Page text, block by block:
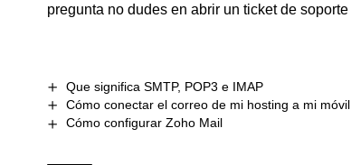
pregunta no dudes en abrir un ticket de soporte
Que significa SMTP, POP3 e IMAP
Cómo conectar el correo de mi hosting a mi móvil
Cómo configurar Zoho Mail